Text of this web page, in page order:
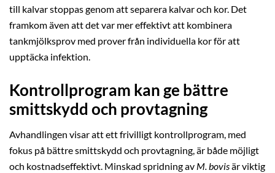
till kalvar stoppas genom att separera kalvar och kor. Det
framkom även att det var mer effektivt att kombinera
tankmjölksprov med prover från individuella kor för att
upptäcka infektion.
Kontrollprogram kan ge bättre
smittskydd och provtagning
Avhandlingen visar att ett frivilligt kontrollprogram, med
fokus på bättre smittskydd och provtagning, är både möjligt
och kostnadseffektivt. Minskad spridning av M. bovisär viktig